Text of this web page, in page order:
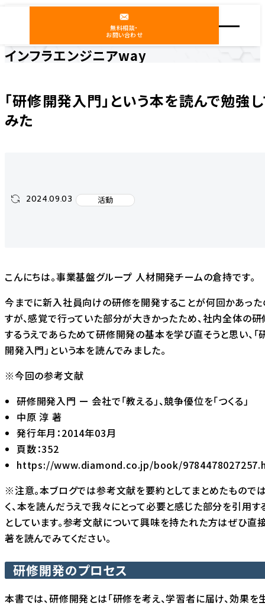
無料相談・
お問い合わせ
インフラエンジニアway
「研修開発入門」という本を読んで勉強
みた
2024.09.03 活動
こんにちは。事業基盤グループ 人材開発チームの倉持です。
今までに新入社員向けの研修を開発することが何回かあった
すが、感覚で行っていた部分が大きかったため、社内全体の
するうえであらためて研修開発の基本を学び直そうと思い、「
開発入門」という本を読んでみました。
※今回の参考文献
研修開発入門 ー 会社で「教える」、競争優位を「つくる」
中原 淳 著
発行年月：2014年03月
頁数：352
https://www.diamond.co.jp/book/
※注意。本ブログでは参考文献を要約としてまとめたもので
く、本を読んだうえで我々にとって必要と感じた部分を引用す
としています。参考文献について興味を持たれた方はぜひ直
著を読んでみてください。
研修開発のプロセス
本書では、研修開発とは「研修を考え、学習者に届け、効果を